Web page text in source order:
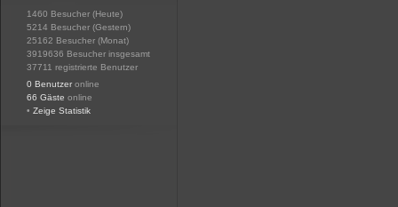
1460 Besucher (Heute)
5214 Besucher (Gestern)
25162 Besucher (Monat)
3919636 Besucher insgesamt
37711 registrierte Benutzer
0 Benutzer online
66 Gäste online
• Zeige Statistik